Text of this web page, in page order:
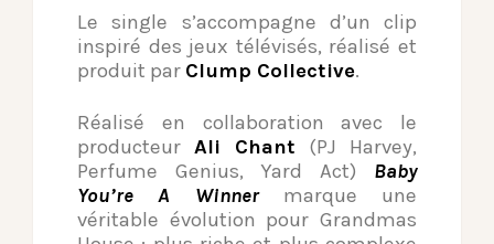
Le single s’accompagne d’un clip
inspiré des jeux télévisés, réalisé et
produit par Clump Collective.
Réalisé en collaboration avec le
producteur Ali Chant (PJ Harvey,
Perfume Genius, Yard Act) Baby
You’re A Winnermarque une
véritable évolution pour Grandmas